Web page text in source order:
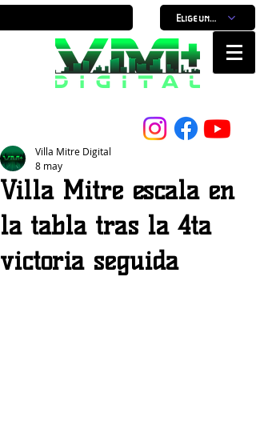
Elige un horario
Villa Mitre escala en
la tabla tras la 4ta
victoria seguida
Villa Mitre Digital
8 may